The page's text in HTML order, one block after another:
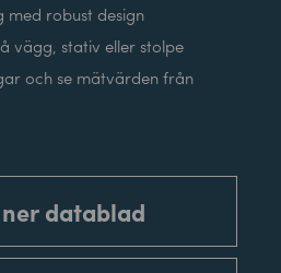
med robust design
vägg, stativ eller stolpe
och se mätvärden från
datablad